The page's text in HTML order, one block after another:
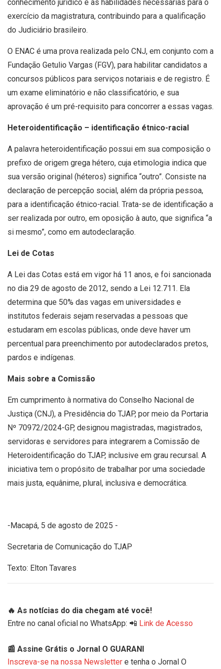
conhecimento jurídico e as habilidades necessárias para o
exercício da magistratura, contribuindo para a qualificação
do Judiciário brasileiro.
O ENAC é uma prova realizada pelo CNJ, em conjunto com a
Fundação Getulio Vargas (FGV), para habilitar candidatos a
concursos públicos para serviços notariais e de registro. É
um exame eliminatório e não classificatório, e sua
aprovação é um pré-requisito para concorrer a essas vagas.
Heteroidentificação – identificação étnico-racial
A palavra heteroidentificação possui em sua composição o
prefixo de origem grega hétero, cuja etimologia indica que
sua versão original (héteros) significa “outro”. Consiste na
declaração de percepção social, além da própria pessoa,
para a identificação étnico-racial. Trata-se de identificação a
ser realizada por outro, em oposição à auto, que significa “a
si mesmo”, como em autodeclaração.
Lei de Cotas
A Lei das Cotas está em vigor há 11 anos, e foi sancionada
no dia 29 de agosto de 2012, sendo a Lei 12.711. Ela
determina que 50% das vagas em universidades e
institutos federais sejam reservadas a pessoas que
estudaram em escolas públicas, onde deve haver um
percentual para preenchimento por autodeclarados pretos,
pardos e indígenas.
Mais sobre a Comissão
Em cumprimento à normativa do Conselho Nacional de
Justiça (CNJ), a Presidência do TJAP, por meio da Portaria
Nº 70972/2024-GP, designou magistradas, magistrados,
servidoras e servidores para integrarem a Comissão de
Heteroidentificação do TJAP, inclusive em grau recursal. A
iniciativa tem o propósito de trabalhar por uma sociedade
mais justa, equânime, plural, inclusiva e democrática.
-Macapá, 5 de agosto de 2025 -
Secretaria de Comunicação do TJAP
Texto: Elton Tavares
🔥 As notícias do dia chegam até você!
Entre no canal oficial no WhatsApp: 📲 Link de Acesso
📰 Assine Grátis o Jornal O GUARANI
Inscreva-se na nossa Newsletter e tenha o Jornal O